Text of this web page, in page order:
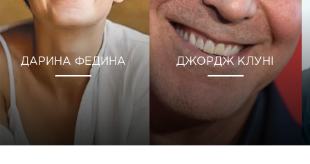
ДАРИНА ФЕДИНА ДЖОРДЖ КЛУНІ